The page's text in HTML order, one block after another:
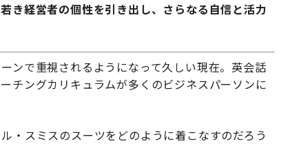
き経営者の個性を引き出し、さらなる自信と活力
ンで重視されるようになって久しい現在。英会話
チングカリキュラムが多くのビジネスパーソンに
・スミスのスーツをどのように着こなすのだろう